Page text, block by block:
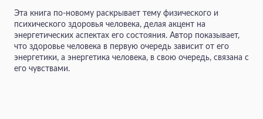
Эта книга по-новому раскрывает тему физического и
психического здоровья человека, делая акцент на
энергетических аспектах его состояния. Автор показывает,
что здоровье человека в первую очередь зависит от его
энергетики, а энергетика человека, в свою очередь, связана с
его чувствами.